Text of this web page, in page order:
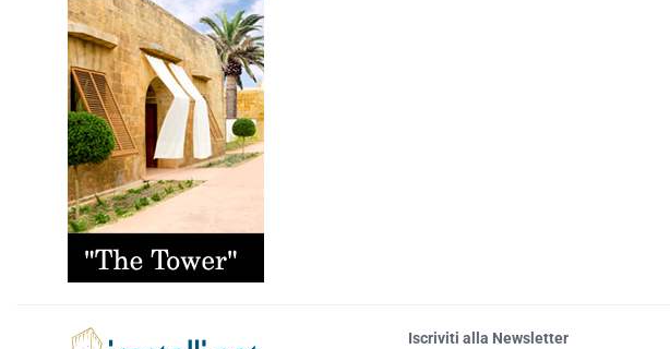
Iscriviti alla Newsletter